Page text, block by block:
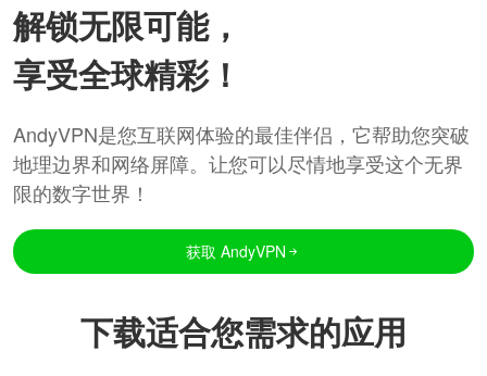
解锁无限可能，
享受全球精彩！
AndyVPN是您互联网体验的最佳伴侣，它帮助您突破
地理边界和网络屏障。让您可以尽情地享受这个无界
限的数字世界！
获取 AndyVPN
下载适合您需求的应用